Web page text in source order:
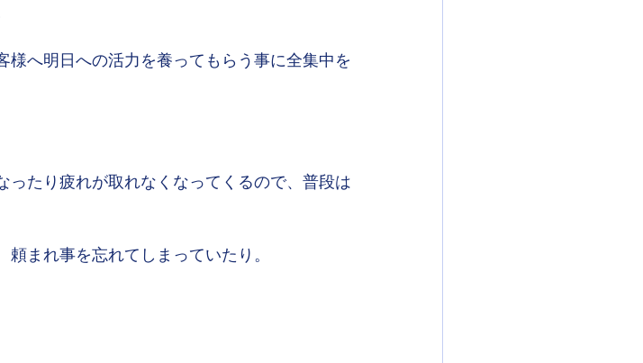
へ明日への活力を養ってもらう事に全集中を
たり疲れが取れなくなってくるので、普段は
まれ事を忘れてしまっていたり。